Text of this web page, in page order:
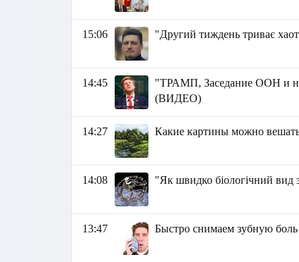
15:06 "Другий тиждень триває
14:45
"ТРАМП, Заседание ООН и
(ВИДЕО)
14:27 Какие картины можно
14:08 "Як швидко біологічний
13:47 Быстро снимаем зубную боль